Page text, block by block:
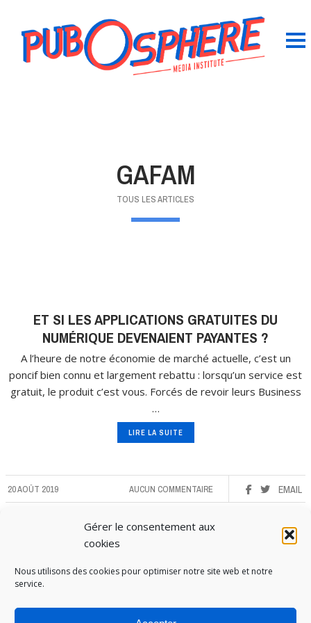
Gérer le consentement aux
cookies
Nous utilisons des cookies pour optimiser notre site web et notre
service.
GAFAM
TOUS LES ARTICLES
ET SI LES APPLICATIONS GRATUITES DU
NUMÉRIQUE DEVENAIENT PAYANTES ?
A l’heure de notre économie de marché actuelle, c’est un
poncif bien connu et largement rebattu : lorsqu’un service est
gratuit, le produit c’est vous. Forcés de revoir leurs Business
…
LIRE LA SUITE
20 AOÛT 2019 EMAIL
AUCUN COMMENTAIRE